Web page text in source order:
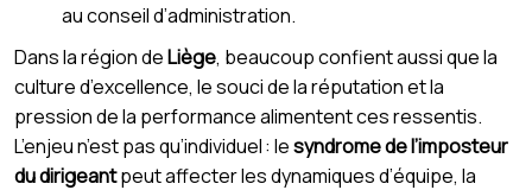
au conseil d’administration.
Dans la région deLiège, beaucoup confient aussi que la
culture d’excellence, le souci de la réputation et la
pression de la performance alimentent ces ressentis.
L’enjeu n’est pas qu’individuel : lesyndrome de l’imposteur
du dirigeantpeut affecter les dynamiques d’équipe, la